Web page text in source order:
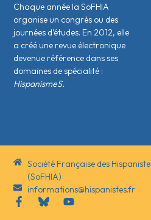
Chaque année la SoFHIA
organise un congrès ou des
journées d’études. En 2012, elle
a créé une revue électronique
devenue référence dans ses
domaines de spécialité :
HispanismeS.
Société Française des
(SoFHIA)
informations@hispanistes.fr